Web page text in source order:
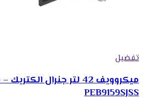
تفضيل
ميكروويف 42 لتر جنرال
PEB9159SJSS